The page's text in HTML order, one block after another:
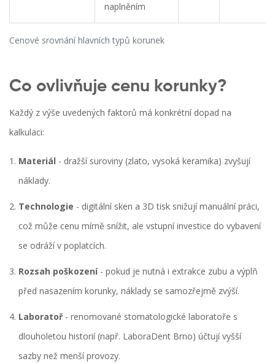
Cenové srovnání hlavních typů korunek
naplněním
Co ovlivňuje cenu korunky?
Každý z výše uvedených faktorů má konkrétní dopad na
kalkulaci:
Materiál - dražší suroviny (zlato, vysoká keramika) zvyšují
náklady.
Technologie - digitální sken a 3D tisk snižují manuální práci,
což může cenu mírně snížit, ale vstupní investice do vybavení
se odráží v poplatcích.
Rozsah poškození- pokud je nutná i extrakce zubu a výplň
před nasazením korunky, náklady se samozřejmě zvýší.
Laboratoř- renomované stomatologické laboratoře s
dlouholetou historií (např. LaboraDent Brno) účtují vyšší
sazby než menší provozy.